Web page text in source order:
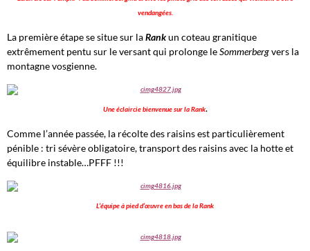
vendangées.
La première étape se situe sur laRankun coteau granitique
extrêmement pentu sur le versant qui prolonge leSommerbergvers la
montagne vosgienne.
Une éclaircie bienvenue sur la Rank.
Comme l’année passée, la récolte des raisins est particulièrement
pénible : tri sévère obligatoire, transport des raisins avec la hotte et
équilibre instable…PFFF !!!
L’équipe à pied d’œuvre en bas de la Rank